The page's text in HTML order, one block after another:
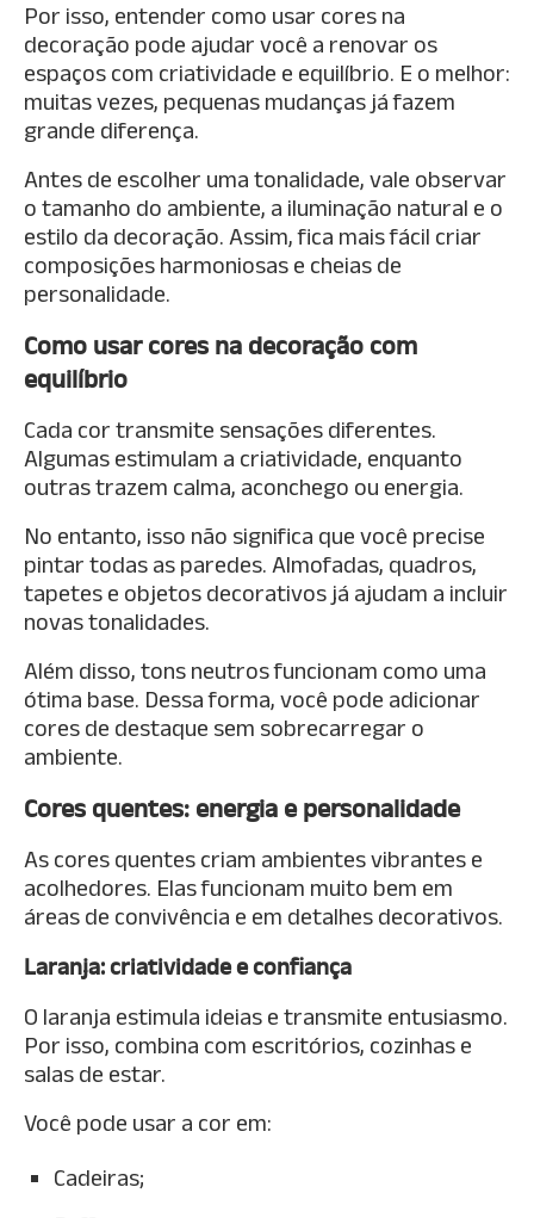
Por isso, entender como usar cores na
decoração pode ajudar você a renovar os
espaços com criatividade e equilíbrio. E o melhor:
muitas vezes, pequenas mudanças já fazem
grande diferença.
Antes de escolher uma tonalidade, vale observar
o tamanho do ambiente, a iluminação natural e o
estilo da decoração. Assim, fica mais fácil criar
composições harmoniosas e cheias de
personalidade.
Como usar cores na decoração com
equilíbrio
Cada cor transmite sensações diferentes.
Algumas estimulam a criatividade, enquanto
outras trazem calma, aconchego ou energia.
No entanto, isso não significa que você precise
pintar todas as paredes. Almofadas, quadros,
tapetes e objetos decorativos já ajudam a incluir
novas tonalidades.
Além disso, tons neutros funcionam como uma
ótima base. Dessa forma, você pode adicionar
cores de destaque sem sobrecarregar o
ambiente.
Cores quentes: energia e personalidade
As cores quentes criam ambientes vibrantes e
acolhedores. Elas funcionam muito bem em
áreas de convivência e em detalhes decorativos.
Laranja: criatividade e confiança
O laranja estimula ideias e transmite entusiasmo.
Por isso, combina com escritórios, cozinhas e
salas de estar.
Você pode usar a cor em:
Cadeiras;